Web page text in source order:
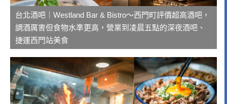
台北酒吧｜Westland Bar & Bistro～西門町評價超高酒吧，
調酒厲害但食物水準更高，營業到凌晨五點的深夜酒吧、
捷運西門站美食